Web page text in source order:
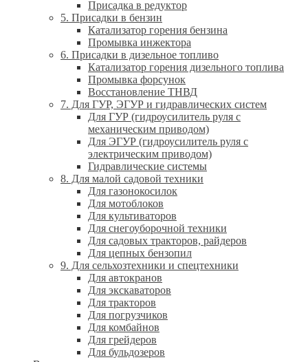
Присадка в редуктор
5. Присадки в бензин
Катализатор горения бензина
Промывка инжектора
6. Присадки в дизельное топливо
Катализатор горения дизельного топлива
Промывка форсунок
Восстановление ТНВД
7. Для ГУР, ЭГУР и гидравлических систем
Для ГУР (гидроусилитель руля с
механическим приводом)
Для ЭГУР (гидроусилитель руля с
электрическим приводом)
Гидравлические системы
8. Для малой садовой техники
Для газонокосилок
Для мотоблоков
Для культиваторов
Для снегоуборочной техники
Для садовых тракторов, райдеров
Для цепных бензопил
9. Для сельхозтехники и спецтехники
Для автокранов
Для экскаваторов
Для тракторов
Для погрузчиков
Для комбайнов
Для грейдеров
Для бульдозеров